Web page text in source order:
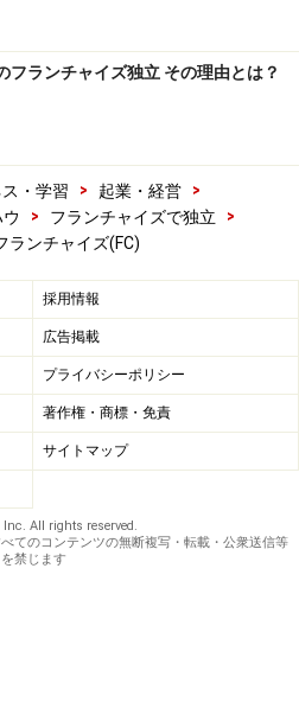
フランチャイズ独立 その理由とは？
・学習 > 起業・経営
>
> フランチャイズで独立
>
ランチャイズ(FC)
採用情報
広告掲載
プライバシーポリシー
著作権・商標・免責
サイトマップ
All rights reserved.
てのコンテンツの無断複写・転載・公衆送信等
を禁じます